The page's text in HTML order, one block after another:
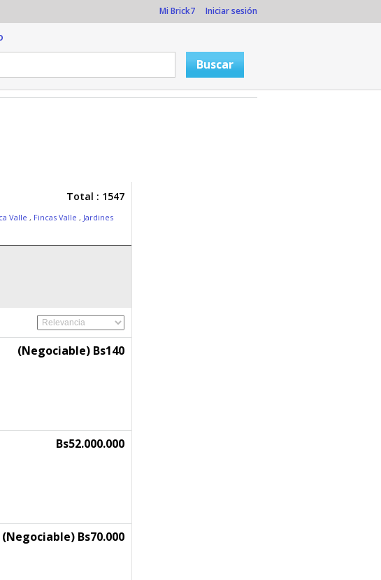
Mi Brick7 Iniciar sesión
Total : 1547
Valle , Fincas Valle , Jardines
(Negociable) Bs140
Bs52.000.000
(Negociable) Bs70.000